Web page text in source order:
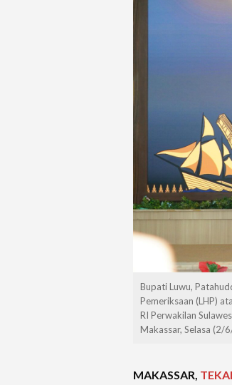
Bupati Luwu,
Pemeriksaan (LHP)
RI Perwakilan
Makassar, Selasa (2/
MAKASSAR,